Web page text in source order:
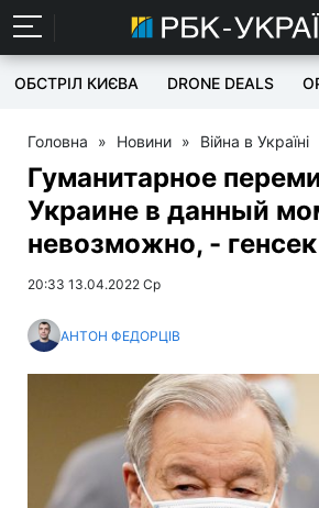
ОБСТРІЛ КИЄВА DRONE DEALS
Головна » Новини » Війна в Україні
Гуманитарное
Украине в данный
невозможно, -
20:33 13.04.2022 Ср
АНТОН ФЕДОРЦІВ